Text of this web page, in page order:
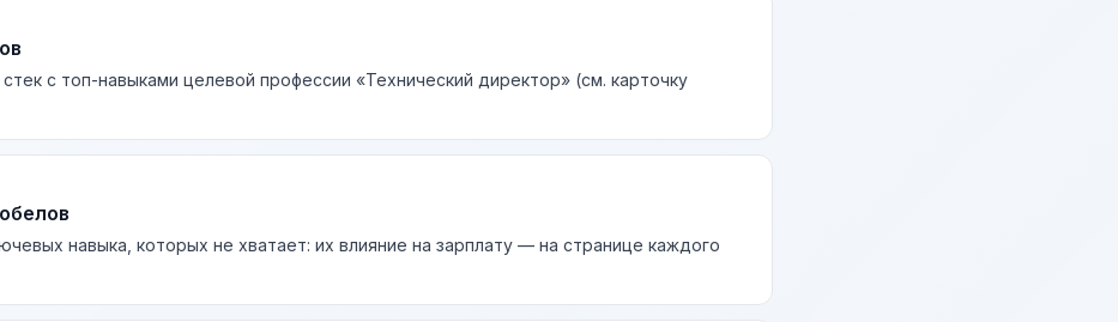
с топ-навыками целевой профессии «Технический директор» (см. карточку
навыка, которых не хватает: их влияние на зарплату — на странице каждого